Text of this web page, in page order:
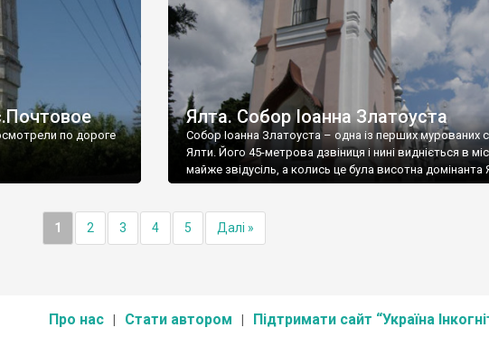
по дороге
Ялта. Собор Іоанна Златоуста
Собор Іоанна Златоуста – одна із перших мурованих
Ялти. Його 45-метрова дзвіниця і нині видніється в
майже звідусіль, а колись це була висотна домінанта
1 2 3 4 5 Далі »
Про нас Стати автором Підтримати сайт “Україна